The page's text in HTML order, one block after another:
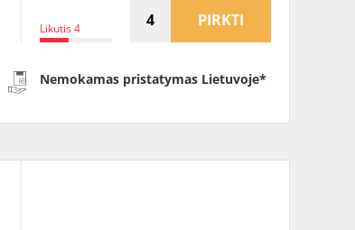
Likutis 4 PIRKTI
Nemokamas pristatymas Lietuvoje*